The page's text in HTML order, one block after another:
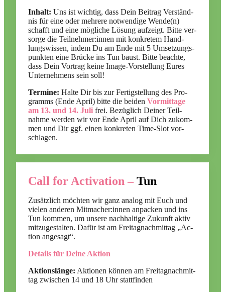
In­halt: Uns ist wich­tig, dass Dein Bei­trag Ver­ständ­
nis für eine oder meh­rere not­wen­dige Wende(n)
schafft und eine mög­li­che Lö­sung auf­zeigt. Bitte ver­
sorge die Teilnehmer:innen mit kon­kre­tem Hand­
lungs­wis­sen, in­dem Du am Ende mit 5 Um­set­zungs­
punk­ten eine Brü­cke ins Tun baust. Bitte be­achte,
dass Dein Vor­trag keine Image-Vor­stel­lung Eu­res
Un­ter­neh­mens sein soll!
Ter­mine: Halte Dir bis zur Fer­tig­stel­lung des Pro­
gramms (Ende April) bitte die bei­den Vor­mit­tage
am 13. und 14. Juli frei. Be­züg­lich Dei­ner Teil­
nahme wer­den wir vor Ende April auf Dich zu­kom­
men und Dir ggf. ei­nen kon­kre­ten Time-Slot vor­
schla­gen.
Call for Activation –Tun
Zu­sätz­lich möch­ten wir ganz ana­log mit Euch und
vie­len an­de­ren Mitmacher:innen an­pa­cken und ins
Tun kom­men, um un­sere nach­hal­tige Zu­kunft ak­tiv
mit­zu­ge­stal­ten. Da­für ist am Frei­tag­nach­mit­tag „Ac­
tion an­ge­sagt“.
Details für Deine Aktion
Ak­ti­ons­länge: Ak­tio­nen kön­nen am Frei­tag­nach­mit­
tag zwi­schen 14 und 18 Uhr statt­fin­den